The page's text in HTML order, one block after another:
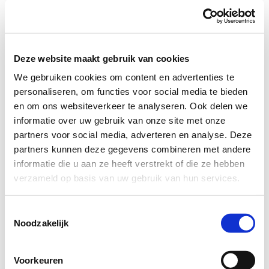
Deze website maakt gebruik van cookies
We gebruiken cookies om content en advertenties te
personaliseren, om functies voor social media te bieden
en om ons websiteverkeer te analyseren. Ook delen we
informatie over uw gebruik van onze site met onze
partners voor social media, adverteren en analyse. Deze
partners kunnen deze gegevens combineren met andere
informatie die u aan ze heeft verstrekt of die ze hebben
verzameld op basis van uw gebruik van hun services.
Noodzakelijk
Voorkeuren
Opties
Cilinder 5
Maat
binnenzijde/buitenzijde
mm